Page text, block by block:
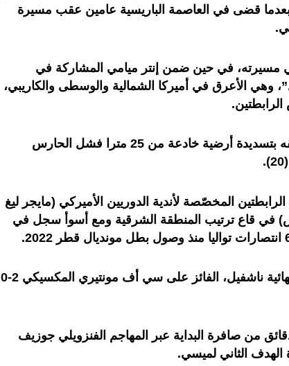
قضى في العاصمة الباريسية عامين عقب مسيرة
ميسي النهائي الـ42 في مسيرته، في حين ضمن إنتر ميامي المشاركة في
وهي الأعرق في أميركا الشمالية والوسطى والكاريبي،
الرابطتين.
وسجل ميسي الهدف الثاني لفريقه بتسديدة أرضية خادعة من 25 مترا فشل الحارس
المخصّصة لأندية الدوريين الأميركي (مايجر ليغ
في قاع ترتيب المنطقة الشرقية ومع أسوأ سجل في
ويواجه إنتر ميامي في المباراة النهائية ناشفيل، الفائز على سي أف مونتيري المكسيكي 2-0
إنتر ميامي التسجيل بعد 3 دقائق من صافرة البداية عبر المهاجم الفنزويلي جوزيف
الهدف الثاني لميسي.